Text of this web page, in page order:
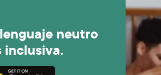
neutro
inclusiva.